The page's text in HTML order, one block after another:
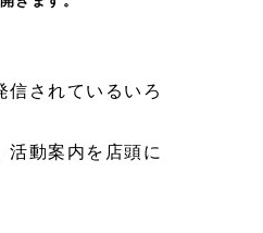
信されているいろ
活動案内を店頭に